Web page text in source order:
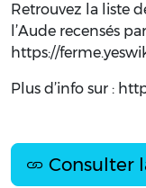
Retrouvez la liste
l’Aude recensés
https://
Plus d’info sur :
Consulter